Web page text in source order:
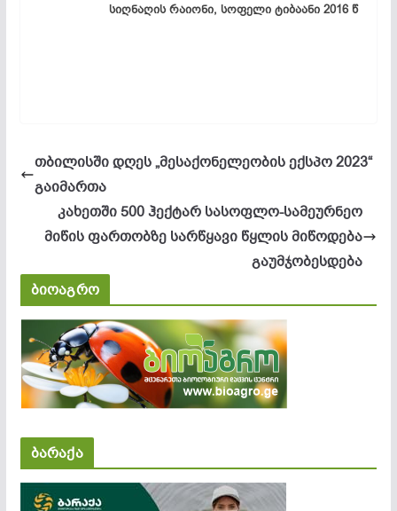
სიღნაღის რაიონი, სოფელი ტიბაანი 2016 წ
თბილისში დღეს „მესაქონელეობის ექსპო 2023“
გაიმართა
კახეთში 500 ჰექტარ სასოფლო-სამეურნეო
მიწის ფართობზე სარწყავი წყლის მიწოდება
გაუმჯობესდება
ბიოაგრო
ბარაქა